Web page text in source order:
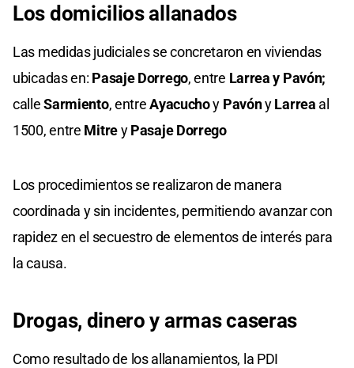
Los domicilios allanados
Las medidas judiciales se concretaron en viviendas
ubicadas en: Pasaje Dorrego, entre Larrea y Pavón;
calleSarmiento, entreAyacuchoy PavónyLarrea al
1500, entre MitreyPasaje Dorrego
Los procedimientos se realizaron de manera
coordinada y sin incidentes, permitiendo avanzar con
rapidez en el secuestro de elementos de interés para
la causa.
Drogas, dinero y armas caseras
Como resultado de los allanamientos, la PDI